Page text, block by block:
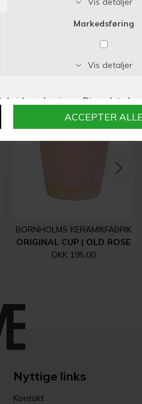
BORNHOLMS KERAMIKFABRIK
ORIGINAL CUP | OLD ROSE
DKK 195,00
Nyttige links
Kontakt